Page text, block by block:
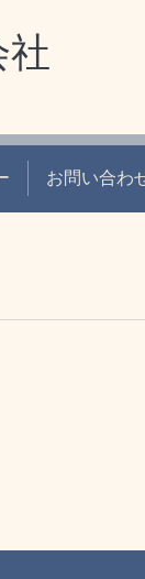
お問い合わ